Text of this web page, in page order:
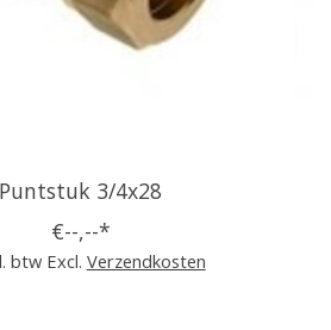
Puntstuk 3/4x28
€--,--*
btw Excl. Verzendkosten